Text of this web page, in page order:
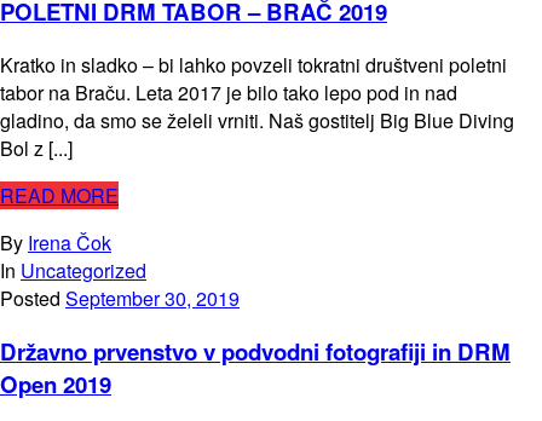
POLETNI DRM TABOR – BRAČ 2019
Kratko in sladko – bi lahko povzeli tokratni društveni poletni
tabor na Braču. Leta 2017 je bilo tako lepo pod in nad
gladino, da smo se želeli vrniti. Naš gostitelj Big Blue Diving
Bol z [...]
READ MORE
By Irena Čok
In Uncategorized
Posted September 30, 2019
Državno prvenstvo v podvodni fotografiji in DRM
Open 2019